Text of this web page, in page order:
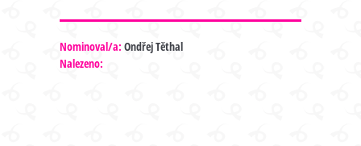
Nominoval/a: Ondřej Těthal
Nalezeno: